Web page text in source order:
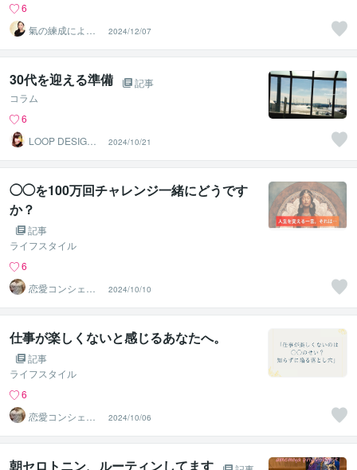
6
氣の練成による
意識変容ガイド
｜氣功師有岐
2024/12/07
30代を迎える準備
記事
コラム
6
LOOP DESIGN
2024/10/21
◯◯を100万回チャレンジ一緒にどうです
か？
記事
ライフスタイル
6
恋愛コンシェル
ジュ ｜ ソウメイ
2024/10/10
仕事が楽しくないと感じるあなたへ。
記事
ライフスタイル
6
恋愛コンシェル
ジュ ｜ ソウメイ
2024/10/06
朝セロトニン、ルーティンしてます